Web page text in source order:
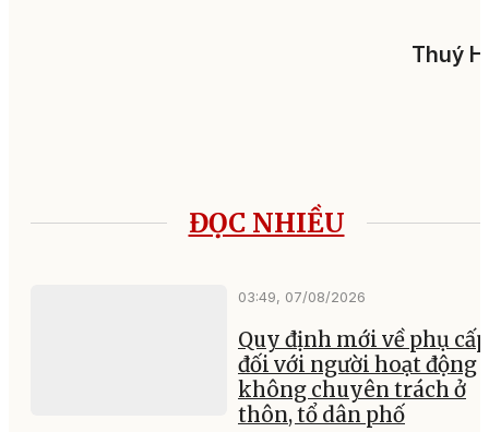
Thuý
ĐỌC NHIỀU
03:49, 07/08/2026
Quy định mới về phụ cấp
đối với người hoạt động
không chuyên trách ở
thôn, tổ dân phố